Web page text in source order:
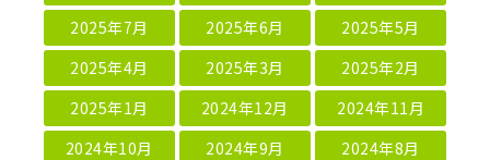
2025年7月
2025年6月
2025年5月
2025年4月
2025年3月
2025年2月
2025年1月
2024年12月
2024年11月
2024年10月
2024年9月
2024年8月